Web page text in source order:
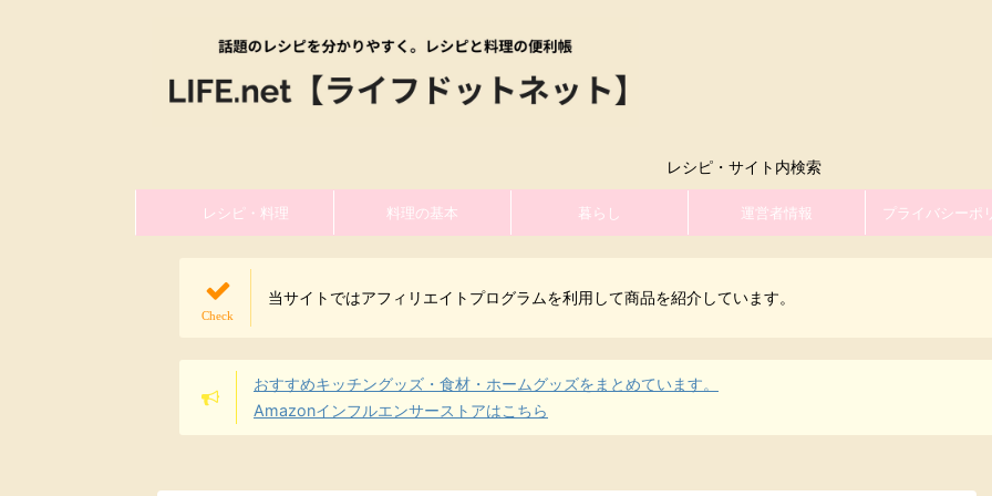
レシピ・サイト内検索
レシピ・料理 料理の基本 暮らし 運営者情報 プライバシーポ
当サイトではアフィリエイトプログラムを利用して商品を紹介しています。
おすすめキッチングッズ・食材・ホームグッズをまとめています。
Amazonインフルエンサーストアはこちら